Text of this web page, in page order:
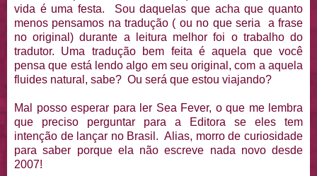
vida é uma festa. Sou daquelas que acha que quanto
menos pensamos na tradução ( ou no que seria a frase
no original) durante a leitura melhor foi o trabalho do
tradutor. Uma tradução bem feita é aquela que você
pensa que está lendo algo em seu original, com a aquela
fluides natural, sabe? Ou será que estou viajando?
Mal posso esperar para ler Sea Fever, o que me lembra
que preciso perguntar para a Editora se eles tem
intenção de lançar no Brasil. Alias, morro de curiosidade
para saber porque ela não escreve nada novo desde
2007!